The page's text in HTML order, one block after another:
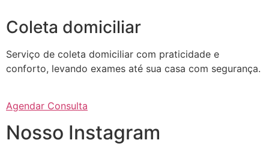
Coleta domiciliar
Serviço de coleta domiciliar com praticidade e
conforto, levando exames até sua casa com segurança.
Agendar Consulta
Nosso Instagram